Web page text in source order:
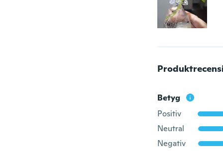
Betyg
Positiv
Neutral
Negativ